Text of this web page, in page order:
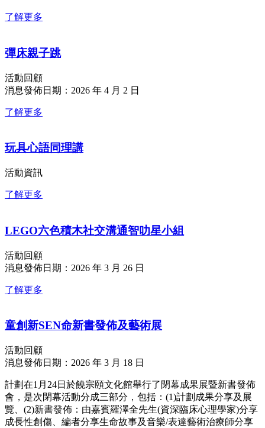
了解更多
彈床親子跳
活動回顧
消息發佈日期：2026 年 4 月 2 日
了解更多
玩具心語同理講
活動資訊
了解更多
LEGO六色積木社交溝通智叻星小組
活動回顧
消息發佈日期：2026 年 3 月 26 日
了解更多
童創新SEN命新書發佈及藝術展
活動回顧
消息發佈日期：2026 年 3 月 18 日
計劃在1月24日於饒宗頤文化館舉行了閉幕成果展暨新書發佈
會，是次閉幕活動分成三部分，包括：(1)計劃成果分享及展
覽、(2)新書發佈：由嘉賓羅澤全先生(資深臨床心理學家)分享
成長性創傷、編者分享生命故事及音樂/表達藝術治療師分享